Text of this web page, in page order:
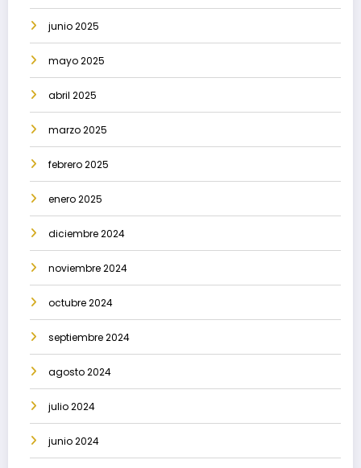
junio 2025
mayo 2025
abril 2025
marzo 2025
febrero 2025
enero 2025
diciembre 2024
noviembre 2024
octubre 2024
septiembre 2024
agosto 2024
julio 2024
junio 2024